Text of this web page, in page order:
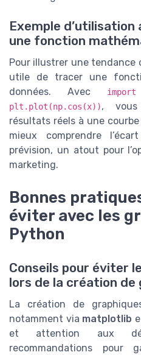
Exemple d’utilisation
une fonction
Pour illustrer une tendance
utile de tracer une
données. Avec
plt.plot(np.cos(x)), vous
résultats réels à une
mieux comprendre
prévision, un atout pour
marketing.
Bonnes
éviter avec les
Python
Conseils pour éviter
lors de la création de
La création de
notamment via matplotlib
et attention aux
recommandations